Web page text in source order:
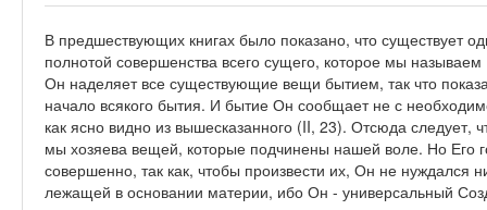
В предшествующих книгах было показано, что существует
полнотой совершенства всего сущего, которое мы
Он наделяет все существующие вещи бытием, так что
начало всякого бытия. И бытие Он сообщает не с
как ясно видно из вышесказанного (II, 23). Отсюда
мы хозяева вещей, которые подчинены нашей воле. Но Его
совершенно, так как, чтобы произвести их, Он не нуждался
лежащей в основании материи, ибо Он - универсальный